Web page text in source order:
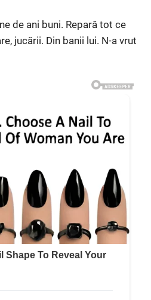
de ani buni. Repară tot ce
jucării. Din banii lui. N-a vrut